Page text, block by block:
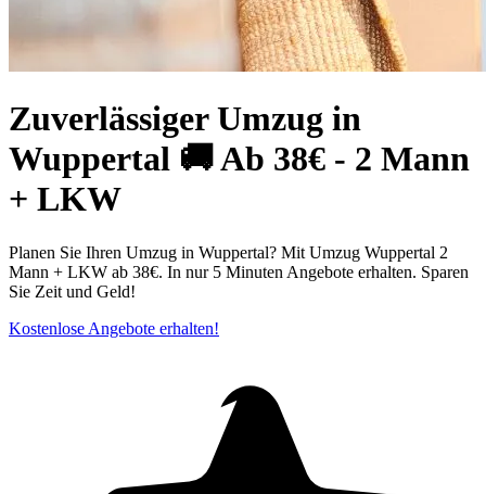
Zuverlässiger Umzug in
Wuppertal⁠ 🚚 Ab 38€⁠ - 2 Mann
+ LKW
Planen Sie Ihren Umzug in Wuppertal? Mit Umzug Wuppertal⁠ 2
Mann + LKW ab 38€. In nur 5 Minuten Angebote erhalten. Sparen
Sie Zeit und Geld!
Kostenlose Angebote erhalten!